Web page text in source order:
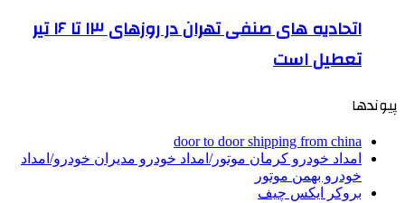
اتحادیه های صنفی تهران در روزهای ۱۳ تا ۱۶ تیر
تعطیل است
پیوندها
door to door shipping from china
امداد خودرو کرمان موتور/امداد خودرو مدیران خودرو/امداد
خودرو بهمن موتور
بروکر ایکس چیف